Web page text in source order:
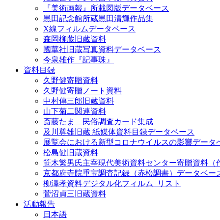
『美術画報』所載図版データベース
黒田記念館所蔵黒田清輝作品集
X線フィルムデータベース
森岡柳蔵旧蔵資料
國華社旧蔵写真資料データベース
今泉雄作『記事珠』
資料目録
久野健寄贈資料
久野健寄贈ノート資料
中村傳三郎旧蔵資料
山下菊二関連資料
斎藤たま 民俗調査カード集成
及川尊雄旧蔵 紙媒体資料目録データベース
展覧会における新型コロナウイルスの影響データ
松島健旧蔵資料
笹木繁男氏主宰現代美術資料センター寄贈資料（
京都府寺院重宝調査記録（赤松調書）データベー
柳澤孝資料デジタル化フィルム_リスト
菅沼貞三旧蔵資料
活動報告
日本語